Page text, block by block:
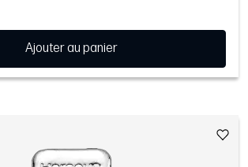
Ajouter au panier